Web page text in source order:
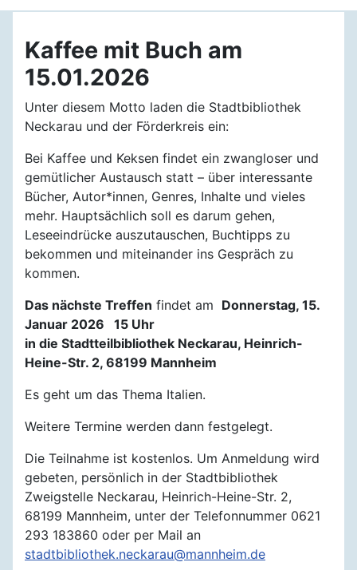
Kaffee mit Buch am
15.01.2026
Unter diesem Motto laden die Stadtbibliothek
Neckarau und der Förderkreis ein:
Bei Kaffee und Keksen findet ein zwangloser und
gemütlicher Austausch statt – über interessante
Bücher, Autor*innen, Genres, Inhalte und vieles
mehr. Hauptsächlich soll es darum gehen,
Leseeindrücke auszutauschen, Buchtipps zu
bekommen und miteinander ins Gespräch zu
kommen.
Das nächste Treffen findet am Donnerstag, 15.
Januar 2026 15 Uhr
in die Stadtteilbibliothek Neckarau, Heinrich-
Heine-Str. 2, 68199 Mannheim
Es geht um das Thema Italien.
Weitere Termine werden dann festgelegt.
Die Teilnahme ist kostenlos. Um Anmeldung wird
gebeten, persönlich in der Stadtbibliothek
Zweigstelle Neckarau, Heinrich-Heine-Str. 2,
68199 Mannheim, unter der Telefonnummer 0621
293 183860 oder per Mail an
stadtbibliothek.neckarau@mannheim.de